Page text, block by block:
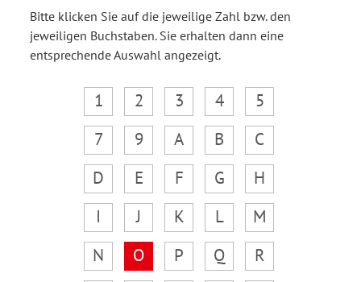
Bitte klicken Sie auf die jeweilige Zahl bzw. den
jeweiligen Buchstaben. Sie erhalten dann eine
entsprechende Auswahl angezeigt.
1 2 3 4
5
7
9 A B
C
D
E F G
H
I
J K L
M
N
O P Q
R